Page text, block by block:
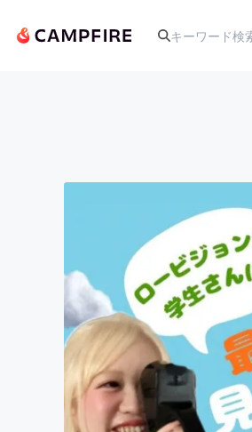
アート・写真
テクノロジー
映像・映画
ビジネス・
まちづくり・